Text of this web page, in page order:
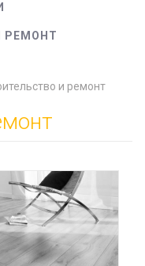
РЕМОНТ
и ремонт